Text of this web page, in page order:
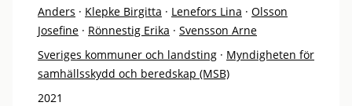
Anders · Klepke Birgitta · Lenefors Lina · Olsson
Josefine · Rönnestig Erika · Svensson Arne
Sveriges kommuner och landsting · Myndigheten för
samhällsskydd och beredskap (MSB)
2021